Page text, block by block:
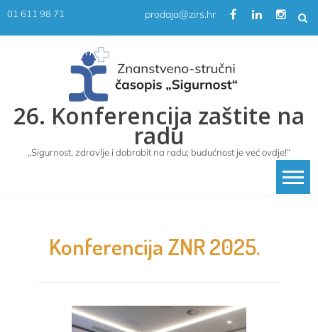
Skip01 611 98 71 prodaja@zirs.hr
26. Konferencija zaštite na
radu
„Sigurnost, zdravlje i dobrobit na radu; budućnost je već ovdje!“
Konferencija ZNR 2025.